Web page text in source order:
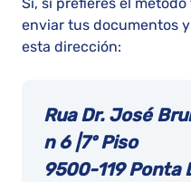
enviar tus documentos
esta dirección:
Rua Dr. José
n 6 |7º Piso
9500-119 Ponta